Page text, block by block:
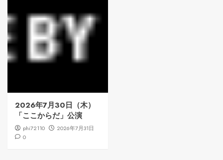
2026年7月30日（木）
「ここからだ」公演
phi72110
2026年7月31日
0